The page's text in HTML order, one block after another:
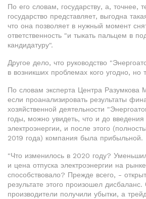
По его словам, государству, а, точнее,
государство представляет, выгодна
что она позволяет в нужный момент
ответственность "и тыкать пальцем в
кандидатуру".
Другое дело, что руководство
в возникших проблемах кого угодно, но
По словам эксперта Центра Разумкова
если проанализировать результаты
хозяйственной деятельности
годы, можно увидеть, что и до
электроэнергии, и после этого
2019 года) компания была прибыльной.
"Что изменилось в 2020 году?
и цена отпуска электроэнергии на
способствовало? Прежде всего, -
результате этого произошел
производители получили убытки, а